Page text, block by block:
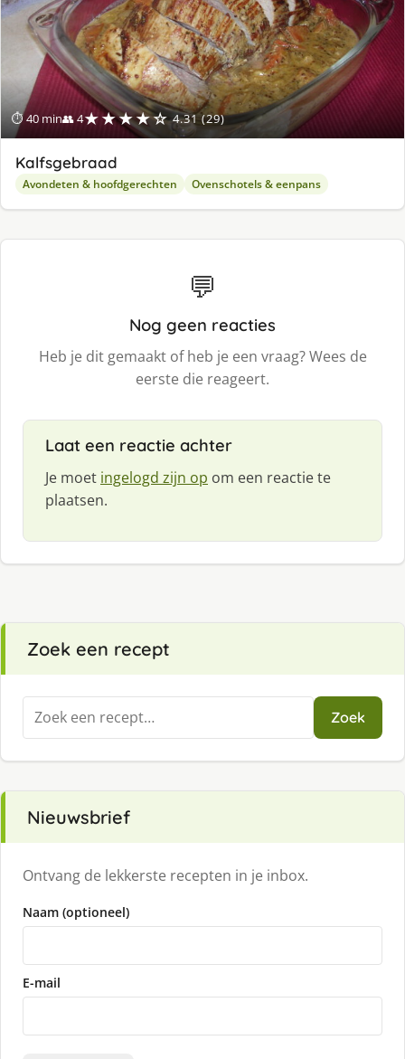
⏱ 40 min👥 4★★★★☆ 4.31 (29)
Kalfsgebraad
Avondeten & hoofdgerechten Ovenschotels & eenpans
💬
Nog geen reacties
Heb je dit gemaakt of heb je een vraag? Wees de
eerste die reageert.
Laat een reactie achter
Je moet ingelogd zijn op om een reactie te
plaatsen.
Zoek een recept
Zoeken
naar:
Zoek
Nieuwsbrief
Ontvang de lekkerste recepten in je inbox.
Naam (optioneel)
E-mail